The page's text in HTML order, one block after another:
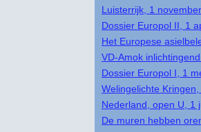
Luisterrijk, 1
Dossier Europol II, 1
Het Europese
VD-Amok
Dossier Europol I, 1
Welingelichte
Nederland, open U, 1
De muren hebben